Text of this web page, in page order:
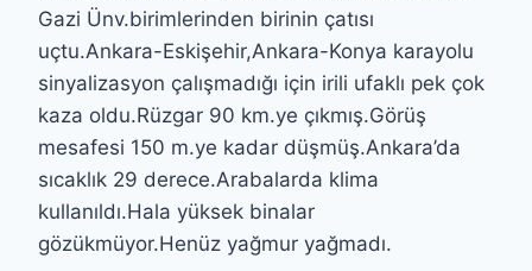
Gazi Ünv.birimlerinden birinin çatısı
uçtu.Ankara-Eskişehir,Ankara-Konya karayolu
sinyalizasyon çalışmadığı için irili ufaklı pek çok
kaza oldu.Rüzgar 90 km.ye çıkmış.Görüş
mesafesi 150 m.ye kadar düşmüş.Ankara’da
sıcaklık 29 derece.Arabalarda klima
kullanıldı.Hala yüksek binalar
gözükmüyor.Henüz yağmur yağmadı.